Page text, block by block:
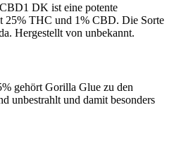
DK ist eine potente
25% THC und 1% CBD. Die Sorte
Hergestellt von unbekannt.
gehört Gorilla Glue zu den
unbestrahlt und damit besonders